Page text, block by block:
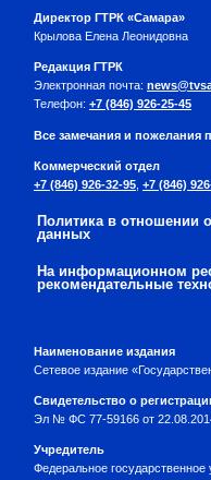
Директор ГТРК «Самара»
Крылова Елена Леонидовна
Редакция ГТРК
Электронная почта:
Телефон: +7 (846) 926-25-45
Все замечания и пожелания
Коммерческий отдел
+7 (846) 926-32-95 +7 (846)
Политика в отношении
данных
На информационном
рекомендательные
Наименование издания
Сетевое издание
Свидетельство о
Эл № ФС 77-59166 от
Учредитель
Федеральное